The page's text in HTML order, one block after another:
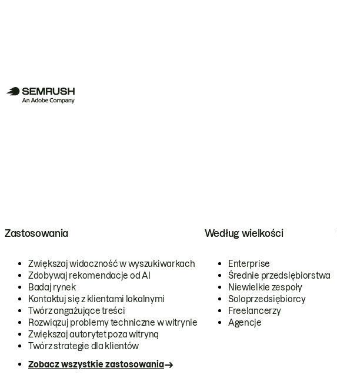
Zastosowania
Zwiększaj widoczność w wyszukiwarkach
Zdobywaj rekomendacje od AI
Badaj rynek
Kontaktuj się z klientami lokalnymi
Twórz angażujące treści
Rozwiązuj problemy techniczne w witrynie
Zwiększaj autorytet poza witryną
Twórz strategie dla klientów
Zobacz wszystkie zastosowania
Według wielkości
Enterprise
Średnie przedsiębiorstwa
Niewielkie zespoły
Soloprzedsiębiorcy
Freelancerzy
Agencje